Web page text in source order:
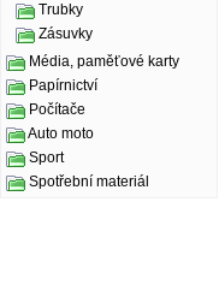
Trubky
Zásuvky
Média, paměťové karty
Papírnictví
Počítače
Auto moto
Sport
Spotřební materiál